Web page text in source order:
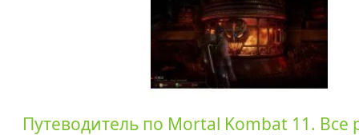
Путеводитель по Mortal Kombat 11. Все